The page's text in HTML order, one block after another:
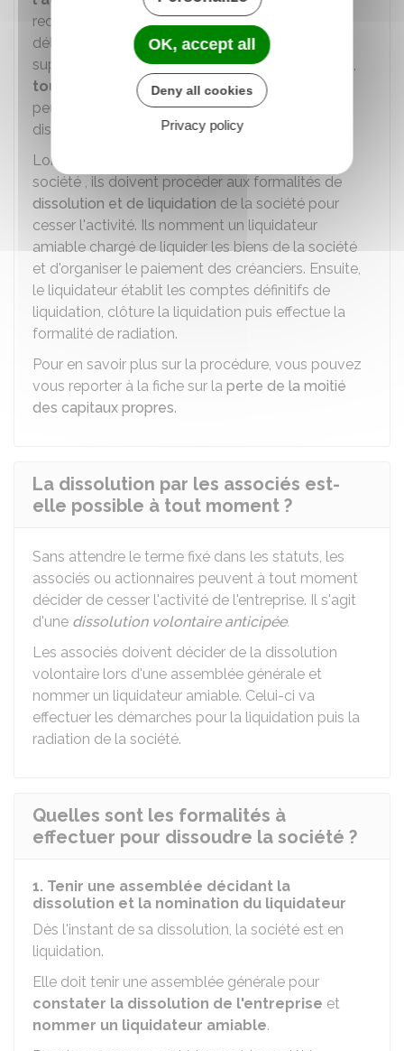
reconstituer les fonds propres de la société (ce
délai peut être augmenté de 2 ans
supplémentaires). Si la reconstitution n'a pas lieu,
tout intéressé(ex : un concurrent, un associé)
peut demander au tribunal de commerce la
dissolution de la société.
Lorsque les associés décident de
société , ils doivent procéder aux formalités de
dissolution et de liquidation de la société pour
cesser l'activité. Ils nomment un liquidateur
amiable chargé de liquider les biens de la société
et d'organiser le paiement des créanciers. Ensuite,
le liquidateur établit les comptes définitifs de
liquidation, clôture la liquidation puis effectue la
formalité de radiation.
Pour en savoir plus sur la procédure, vous pouvez
vous reporter à la fiche sur la perte de la moitié
des capitaux propres.
La dissolution par les associés est-
elle possible à tout moment ?
Sans attendre le terme fixé dans les statuts, les
associés ou actionnaires peuvent à tout moment
décider de cesser l'activité de l'entreprise. Il s'agit
d'une dissolution volontaire anticipée.
Les associés doivent décider de la dissolution
volontaire lors d'une assemblée générale et
nommer un liquidateur amiable. Celui-ci va
effectuer les démarches pour la liquidation puis la
radiation de la société.
Quelles sont les formalités à
effectuer pour dissoudre la société ?
1. Tenir une assemblée décidant la
dissolution et la nomination du liquidateur
Dès l'instant de sa dissolution, la société est en
liquidation.
Elle doit tenir une assemblée générale pour
constater la dissolution de l'entreprise et
nommer un liquidateur amiable.
OK, accept all
Deny all cookies
Privacy policy